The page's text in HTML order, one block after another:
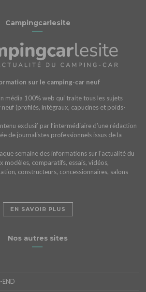
Campingcarlesite
sur le camping-car neuf
média 100% web qui traite tous les sujets
(profilés, intégraux, capucines et poids-
exclusif par l’intermédiaire d’une rédaction
de journalistes professionnels issus de la
semaine des informations sur l’actualité du
modèles, comparatifs, essais, vidéos,
constructeurs, concessionnaires, salons
EN SAVOIR PLUS
Nos autres sites
END